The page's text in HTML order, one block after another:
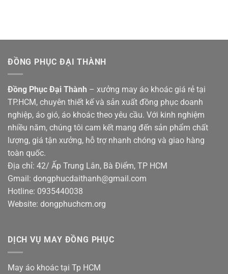
ĐỒNG PHỤC ĐẠI THÀNH
Đồng Phục Đại Thành – xưởng may áo khoác giá rẻ tại
TP.HCM, chuyên thiết kế và sản xuất đồng phục doanh
nghiệp, áo gió, áo khoác theo yêu cầu. Với kinh nghiệm
nhiều năm, chúng tôi cam kết mang đến sản phẩm chất
lượng, giá tận xưởng, hỗ trợ nhanh chóng và giao hàng
toàn quốc.
Địa chỉ: 42/ Ấp Trung Lân, Bà Điểm, TP HCM
Gmail: dongphucdaithanh@gmail.com
Hotline: 0935440038
Website: dongphuchcm.org
DỊCH VỤ MAY ĐỒNG PHỤC
May áo khoác tại Tp HCM